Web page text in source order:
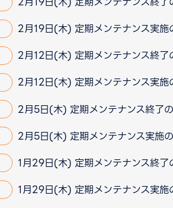
2月19日(木) 定期メンテナンス実施
2月12日(木) 定期メンテナンス終了
2月12日(木) 定期メンテナンス実施
2月5日(木) 定期メンテナンス終了
2月5日(木) 定期メンテナンス実施
1月29日(木) 定期メンテナンス終了
1月29日(木) 定期メンテナンス実施